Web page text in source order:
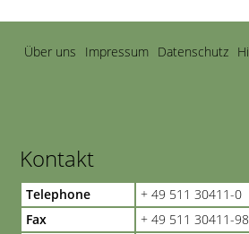
Navigation
überspringen
Über uns Impressum Datenschutz
Kontakt
Telephone
+ 49 511 30411-0
Fax
+ 49 511 30411-98